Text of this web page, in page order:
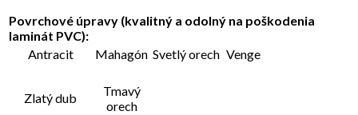
Povrchové úpravy (kvalitný a odolný na poškodenia
laminát PVC):
Antracit
Mahagón Svetlý orech Venge
Zlatý dub
Tmavý
orech